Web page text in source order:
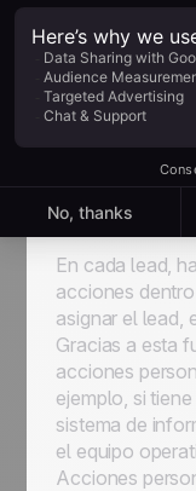
Más
Acciones
leads
En cada lead,
acciones
asignar el lead,
Gracias a esta
acciones
ejemplo, si
sistema de
el equipo
Acciones